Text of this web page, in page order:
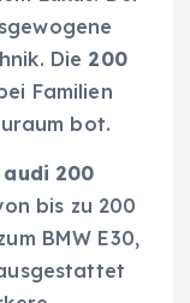
Die 200
Familien
bot.
audi 200
bis zu 200
BMW E30,